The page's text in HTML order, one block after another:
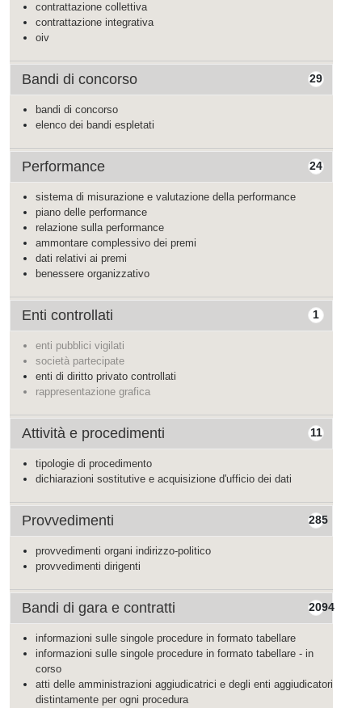
contrattazione collettiva
contrattazione integrativa
oiv
29
Bandi di concorso
bandi di concorso
elenco dei bandi espletati
24
Performance
sistema di misurazione e valutazione della performance
piano delle performance
relazione sulla performance
ammontare complessivo dei premi
dati relativi ai premi
benessere organizzativo
1
Enti controllati
enti pubblici vigilati
società partecipate
enti di diritto privato controllati
rappresentazione grafica
11
Attività e procedimenti
tipologie di procedimento
dichiarazioni sostitutive e acquisizione d'ufficio dei dati
285
Provvedimenti
provvedimenti organi indirizzo-politico
provvedimenti dirigenti
2094
Bandi di gara e contratti
informazioni sulle singole procedure in formato tabellare
informazioni sulle singole procedure in formato tabellare - in
corso
atti delle amministrazioni aggiudicatrici e degli enti aggiudicatori
distintamente per ogni procedura